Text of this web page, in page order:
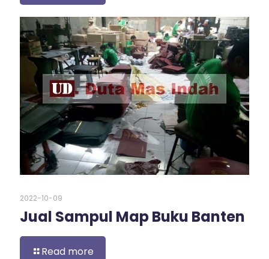
2022-10-09
Jual Sampul Map Buku Banten
Read more